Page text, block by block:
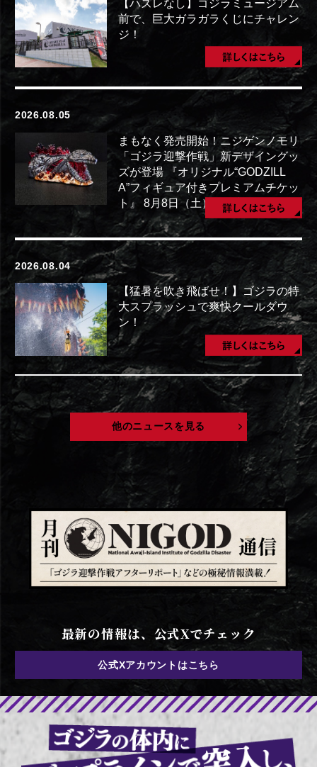
【ハズレなし】ゴジラミュージアム
前で、巨大ガラガラくじにチャレン
ジ！
2026.08.05
まもなく発売開始！ニジゲンノモリ
「ゴジラ迎撃作戦」新デザイングッ
ズが登場 『オリジナル“GODZILL
A”フィギュア付きプレミアムチケッ
ト』 8月8日（土）より新登場！
2026.08.04
【猛暑を吹き飛ばせ！】ゴジラの特
大スプラッシュで爽快クールダウ
ン！
他のニュースを見る
最新の情報は、公式Xでチェック
公式Xアカウントはこちら